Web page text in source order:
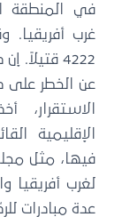
في المنطقة
غرب
4222
عن الخطر على
الاستقرار،
الإقليمية
فيها، مثل
لغرب أفريقيا
عدة مبادرات